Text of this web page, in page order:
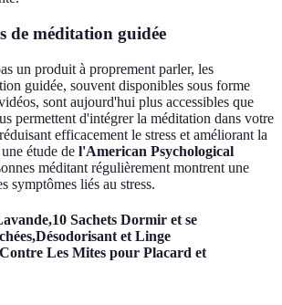
de méditation guidée
un produit à proprement parler, les
guidée, souvent disponibles sous forme
sont aujourd'hui plus accessibles que
permettent d'intégrer la méditation dans votre
efficacement le stress et améliorant la
étude de l'American Psychological
méditant régulièrement montrent une
symptômes liés au stress.
Sachets Dormir et se
et Linge
Les Mites pour Placard et